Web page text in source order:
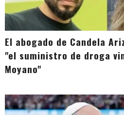
El abogado de Candela
"el suministro de droga
Moyano"